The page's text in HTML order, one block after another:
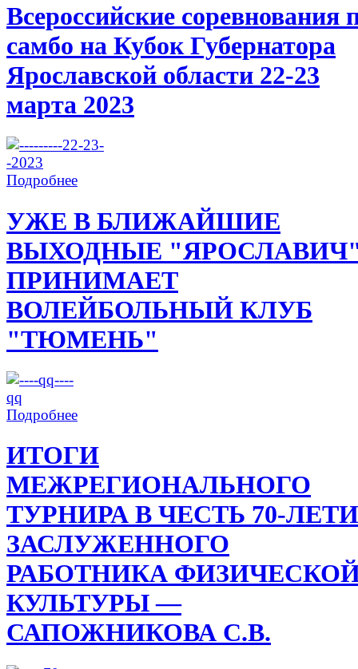
Всероссийские соревнования
самбо на Кубок Губернатора
Ярославской области 22-23
марта 2023
Подробнее
УЖЕ В БЛИЖАЙШИЕ
ВЫХОДНЫЕ
ПРИНИМАЕТ
ВОЛЕЙБОЛЬНЫЙ КЛУБ
"ТЮМЕНЬ"
Подробнее
ИТОГИ
МЕЖРЕГИОНАЛЬНОГО
ТУРНИРА В ЧЕСТЬ 70-
ЗАСЛУЖЕННОГО
РАБОТНИКА
КУЛЬТУРЫ —
САПОЖНИКОВА С.В.